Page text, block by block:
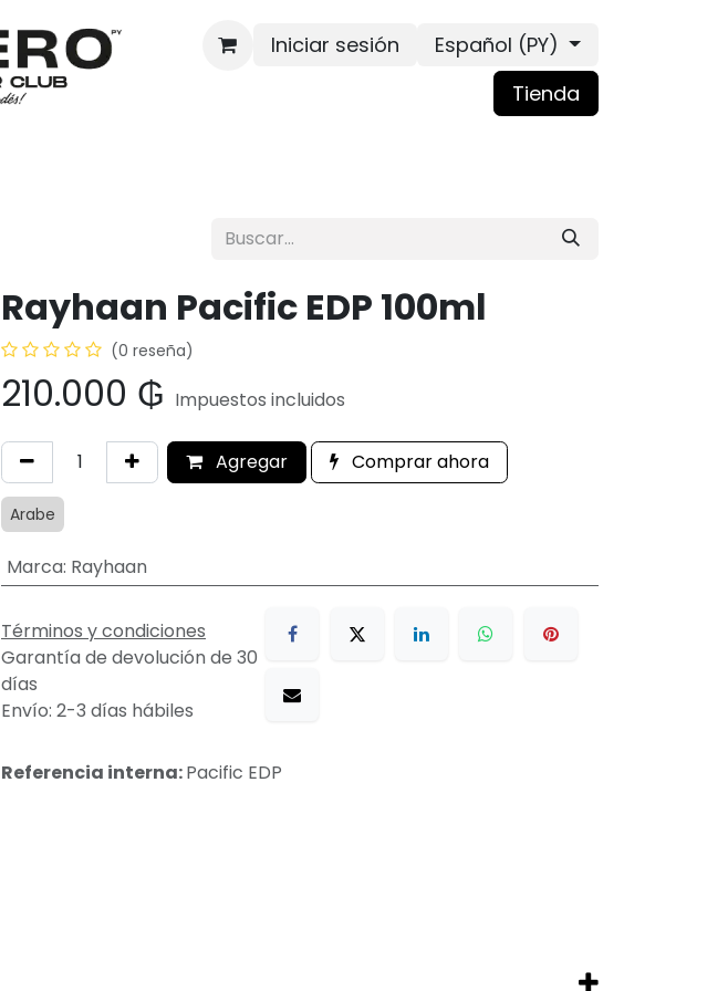
Iniciar sesión
Español (PY)
Tienda
Rayhaan Pacific EDP 100ml
(0 reseña)
210.000 ₲ Impuestos incluidos
Agregar Comprar ahora
Arabe
Marca: Rayhaan
Términos y condiciones
Garantía de devolución de 30
días
Envío: 2-3 días hábiles
Referencia interna:Pacific EDP